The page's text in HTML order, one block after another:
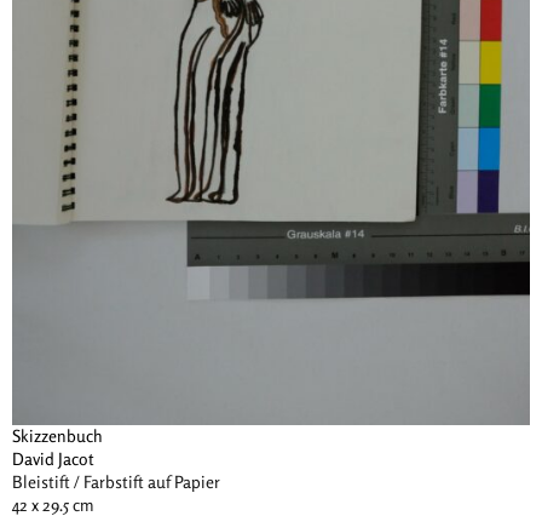
Skizzenbuch
David Jacot
Bleistift / Farbstift auf Papier
42 x 29.5 cm